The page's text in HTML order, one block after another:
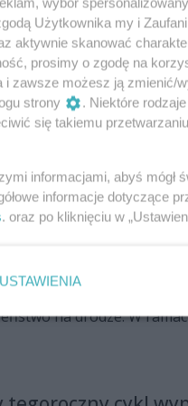
wymienić
dofinansowań na
Dni Kultury. Co
weekend w regionie
będą imprezy
wydarzeń, podczas
- jesteś
w Kowali
na drodze. W
Użytkownika my i
aktywnie skanować
prosimy o zgodę na
i zawsze możesz ją
strony
. Niektóre
się takiemu
informacjami, abyś
informacje dotyczące
. oraz po kliknięciu w
USTAWIENIA